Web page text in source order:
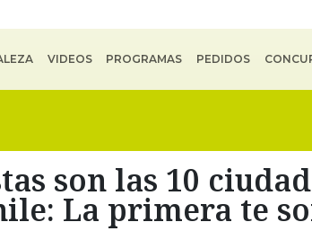
VIDEOS PROGRAMAS PEDIDOS
son las 10
La primera te